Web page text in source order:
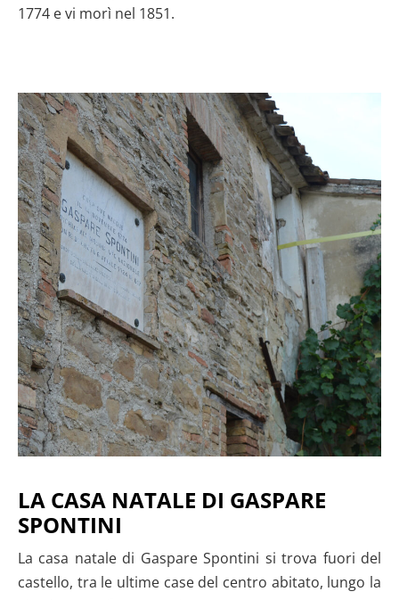
1774 e vi morì nel 1851.
LA CASA NATALE DI GASPARE
SPONTINI
La casa natale di Gaspare Spontini si trova fuori del
castello, tra le ultime case del centro abitato, lungo la